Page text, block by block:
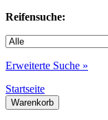
Reifensuche:
Erweiterte Suche »
Startseite
Warenkorb